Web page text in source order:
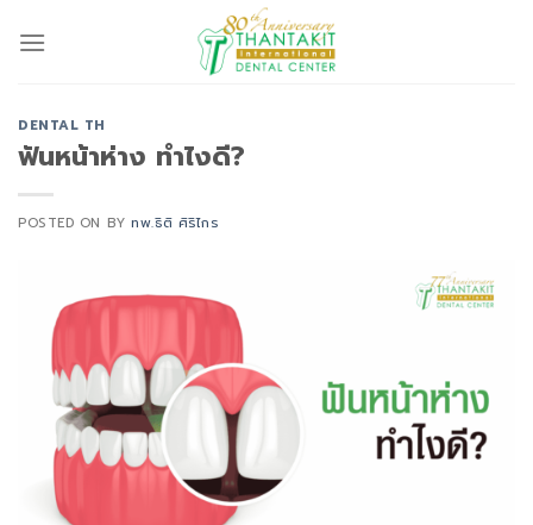
DENTAL TH
ฟันหน้าห่าง ทำไงดี?
POSTED ON BYทพ.ธิติ ศิริไกร